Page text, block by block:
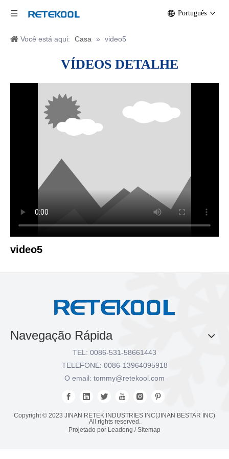
Português
Você está aqui: Casa » video5
VÍDEOS DETALHE
video5
Navegação Rápida
TEL: 0086-531-58661443
TELEFONE: 0086-13964095918
O email: tommy@retekool.com
Copyright © 2023 JINAN RETEK INDUSTRIES INC(JINAN BESTAR INC)
All rights reserved.
Projetado por Leadong /Sitemap